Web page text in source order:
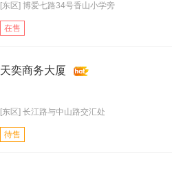
[东区] 博爱七路34号香山小学旁
在售
天奕商务大厦
[东区] 长江路与中山路交汇处
待售